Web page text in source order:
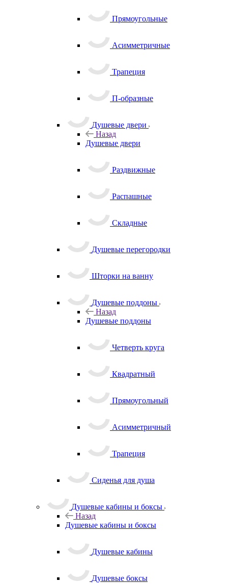
Прямоугольные
Асимметричные
Трапеция
П-образные
Душевые двери
Назад
Душевые двери
Раздвижные
Распашные
Складные
Душевые перегородки
Шторки на ванну
Душевые поддоны
Назад
Душевые поддоны
Четверть круга
Квадратный
Прямоугольный
Асимметричный
Трапеция
Сиденья для душа
Душевые кабины и боксы
Назад
Душевые кабины и боксы
Душевые кабины
Душевые боксы